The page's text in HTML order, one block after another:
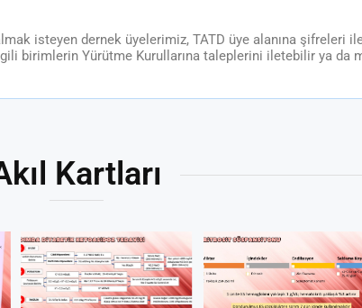
isteyen dernek üyelerimiz, TATD üye alanına şifreleri ile
birimlerin Yürütme Kurullarına taleplerini iletebilir ya da
Kartları